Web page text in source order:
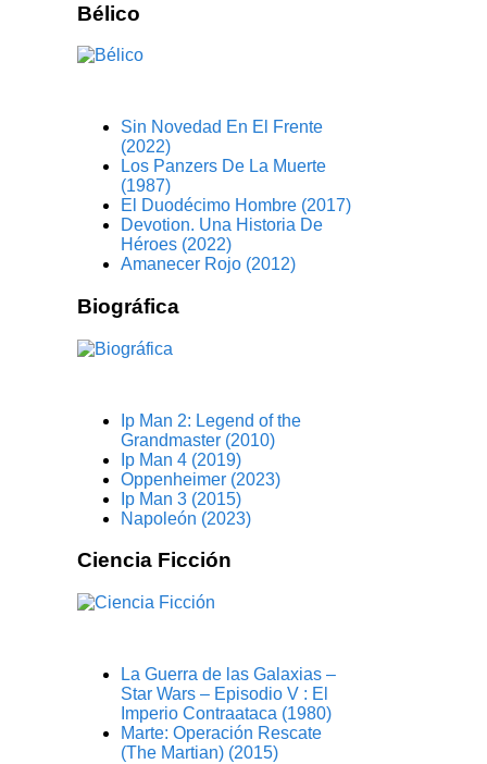
Bélico
Sin Novedad En El Frente
(2022)
Los Panzers De La Muerte
(1987)
El Duodécimo Hombre (2017)
Devotion. Una Historia De
Héroes (2022)
Amanecer Rojo (2012)
Biográfica
Ip Man 2: Legend of the
Grandmaster (2010)
Ip Man 4 (2019)
Oppenheimer (2023)
Ip Man 3 (2015)
Napoleón (2023)
Ciencia Ficción
La Guerra de las Galaxias –
Star Wars – Episodio V : El
Imperio Contraataca (1980)
Marte: Operación Rescate
(The Martian) (2015)